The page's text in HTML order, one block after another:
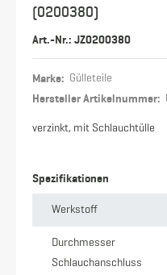
(0200380)
Art.-Nr.: JZ0200380
Marke: Gülleteile
Hersteller Artikelnummer:
verzinkt, mit Schlauchtülle
Spezifikationen
Werkstoff
Durchmesser
Schlauchanschluss